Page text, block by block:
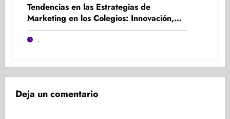
Tendencias en las Estrategias de
Marketing en los Colegios: Innovación,
Participación y Experiencia
.
Deja un comentario